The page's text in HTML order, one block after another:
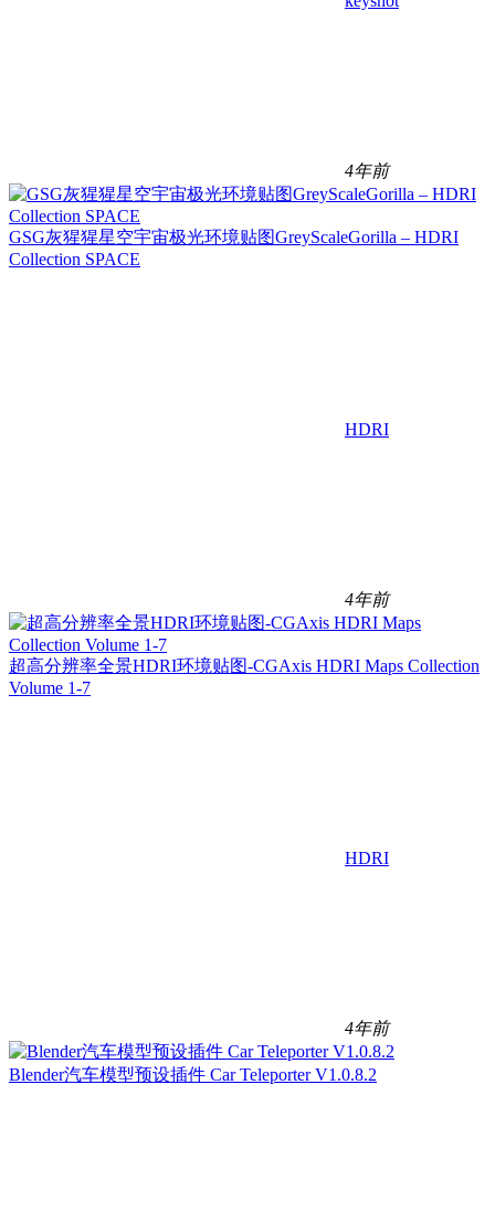
4年前
GSG灰猩猩星空宇宙极光环境贴图GreyScaleGorilla – HDRI
Collection SPACE
HDRI
4年前
超高分辨率全景HDRI环境贴图-CGAxis HDRI Maps Collection
Volume 1-7
HDRI
4年前
Blender汽车模型预设插件 Car Teleporter V1.0.8.2